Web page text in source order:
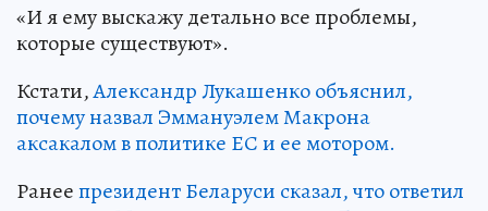
«И я ему выскажу детально все проблемы,
которые существуют».
Кстати,Александр Лукашенко объяснил,
почему назвал Эммануэлем Макрона
аксакалом в политике ЕС и ее мотором.
Ранеепрезидент Беларуси сказал, что ответил